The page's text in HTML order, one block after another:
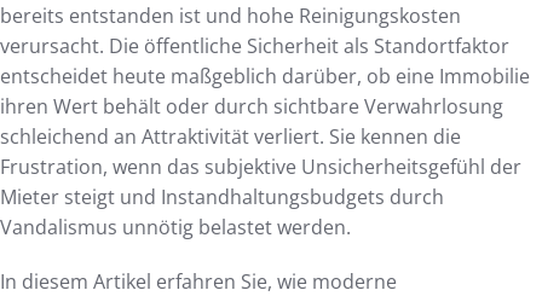
bereits entstanden ist und hohe Reinigungskosten
verursacht. Die öffentliche Sicherheit als Standortfaktor
entscheidet heute maßgeblich darüber, ob eine Immobilie
ihren Wert behält oder durch sichtbare Verwahrlosung
schleichend an Attraktivität verliert. Sie kennen die
Frustration, wenn das subjektive Unsicherheitsgefühl der
Mieter steigt und Instandhaltungsbudgets durch
Vandalismus unnötig belastet werden.
In diesem Artikel erfahren Sie, wie moderne